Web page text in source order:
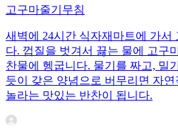
고구마줄기무침
새벽에 24시간 식자재마트에 가서
다. 껍질을 벗겨서 끓는 물에 고구
찬물에 헹굽니다. 물기를 짜고, 밀
듯이 갖은 양념으로 버무리면 자
놀라는 맛있는 반찬이 됩니다.